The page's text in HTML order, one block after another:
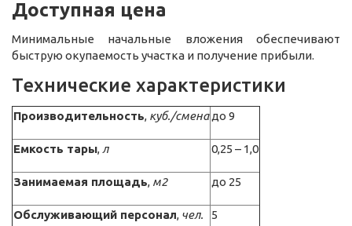
Доступная цена
Минимальные начальные вложения обеспечивают
быструю окупаемость участка и получение прибыли.
Технические характеристики
Производительность, куб./смена до 9
Емкость тары, л 0,25 – 1,0
Занимаемая площадь, м2 до 25
Обслуживающий персонал, чел. 5